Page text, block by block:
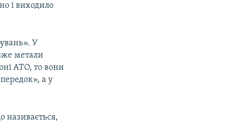
і виходило
У
метали
АТО, то вони
а у
називається,